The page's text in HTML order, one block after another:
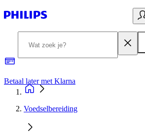
Betaal later met Klarna
Voedselbereiding